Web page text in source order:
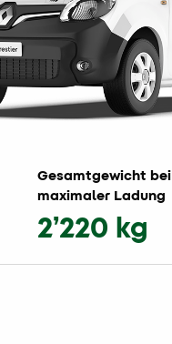
Gesamtgewicht bei
maximaler Ladung
2’220 kg